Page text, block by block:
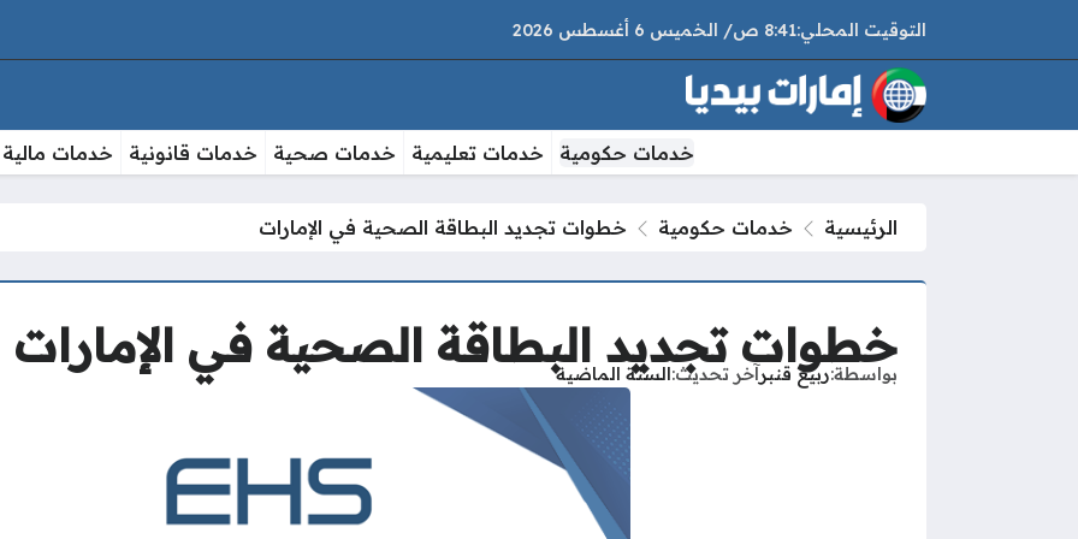
8:41 ص الخميس 6 أغسطس 2026
خدمات حكومية خدمات تعليمية خدمات صحية خدمات قانونية خدمات مالية
الرئيسية خدمات حكومية خطوات تجديد البطاقة الصحية في الإمارات
خطوات تجديد البطاقة الصحية في الإمارات
بواسطة ربيع قنبرآخر تحديث السنة الماضية